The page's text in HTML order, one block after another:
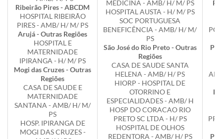
Ribeirão Pires - ABCDM
HOSPITAL RIBEIRÃO
PIRES - AMB/ H/ M/ PS
Arujá - Outras Regiões
HOSPITAL E
MATERNIDADE
IPIRANGA - H/ M/ PS
Mogi das Cruzes - Outras
Regiões
CASA DE SAUDE E
MATERNIDADE
SANTANA - AMB/ H/ M/
PS
HOSP. IPIRANGA DE
MOGI DAS CRUZES -
MEDICINA - AMB/ H/ M/ PS
HOSPITAL AUSTA - H/ M/ PS
SOC PORTUGUESA
BENEFICÊNCIA - AMB/ H/ M/
PS
São José do Rio Preto - Outras
Regiões
CASA DE SAUDE SANTA
HELENA - AMB/ H/ PS
HIORP - HOSPITAL DE
OTORRINO E
ESPECIALIDADES - AMB/ H
HOSP DO CORACAO RIO
PRETO SC LTDA - H/ PS
HOSPITAL DE OLHOS
REDENTORA - AMB/ H/ PS